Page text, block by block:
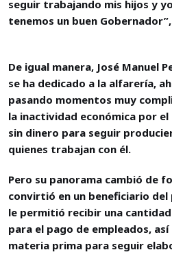
seguir trabajando mis hijos y
tenemos un buen
De igual manera, José Manuel
se ha dedicado a la alfarería,
pasando momentos muy
la inactividad económica por el
sin dinero para seguir
quienes trabajan con él.
Pero su panorama cambió de
convirtió en un beneficiario
le permitió recibir una
para el pago de empleados,
materia prima para seguir